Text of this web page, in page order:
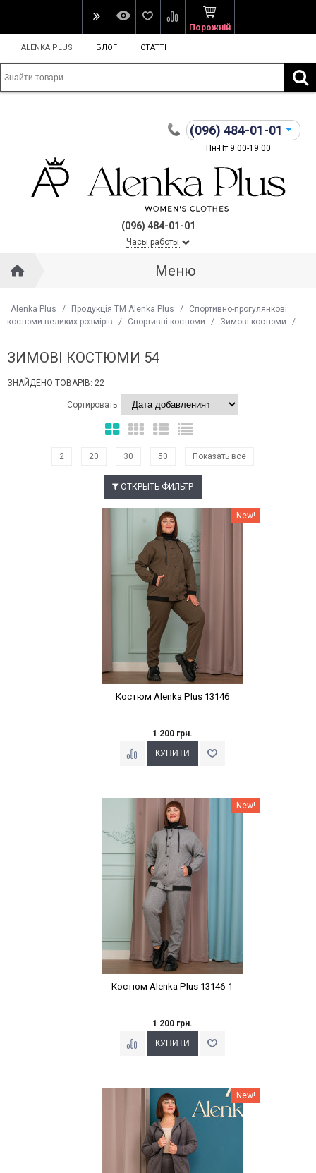
Порожній
ALENKA PLUS БЛОГ СТАТТІ
(096) 484-01-01
Пн-Пт 9:00-19:00
(096) 484-01-01
Часы работы
Меню
Alenka Plus / Продукція ТМ Alenka Plus /
Спортивно-прогулянкові
костюми великих розмірів
/ Спортивні костюми / Зимові костюми /
ЗИМОВІ КОСТЮМИ 54
ЗНАЙДЕНО ТОВАРІВ: 22
Сортировать:
2 20 30 50 Показать все
ОТКРЫТЬ ФИЛЬТР
Наклейки Варіант з % New!
Костюм Alenka Plus 13146
1 200 грн.
Наклейки Варіант з % New!
Костюм Alenka Plus 13146-1
1 200 грн.
Наклейки Варіант з % New!